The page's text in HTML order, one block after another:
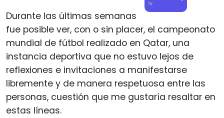
by
Durante las últimas semanas
fue posible ver, con o sin placer, el campeonato
mundial de fútbol realizado en Qatar, una
instancia deportiva que no estuvo lejos de
reflexiones e invitaciones a manifestarse
libremente y de manera respetuosa entre las
personas, cuestión que me gustaría resaltar en
estas líneas.